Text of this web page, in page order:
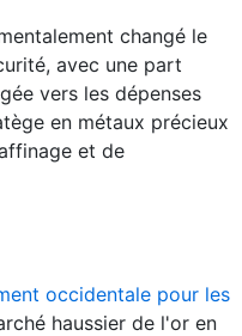
changé le
avec une part
vers les dépenses
en métaux précieux
et de
occidentale pour les
haussier de l'or en